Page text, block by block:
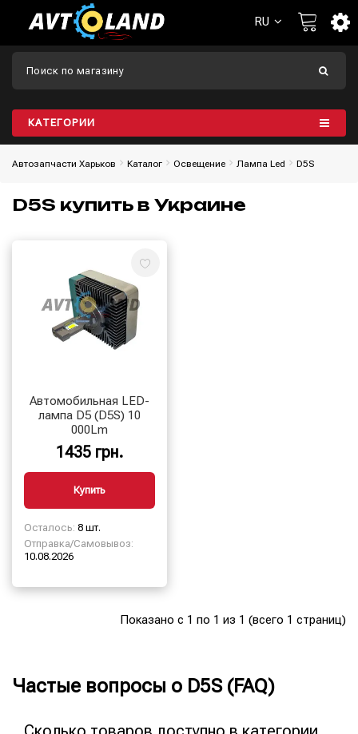
RU
КАТЕГОРИИ
Автозапчасти Харьков Каталог Освещение Лампа Led D5S
D5S купить в Украине
Автомобильная LED-
лампа D5 (D5S) 10
000Lm
1435 грн.
Купить
Осталось: 8 шт.
Отправка/Самовывоз:
10.08.2026
Показано с 1 по 1 из 1 (всего 1 страниц)
Частые вопросы о D5S (FAQ)